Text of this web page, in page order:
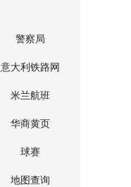
警察局
意大利铁路网
米兰航班
华商黄页
球赛
地图查询